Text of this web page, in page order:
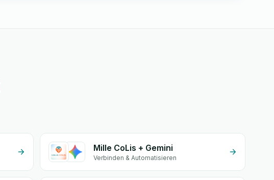
Mille CoLis + Gemini
Verbinden & Automatisieren